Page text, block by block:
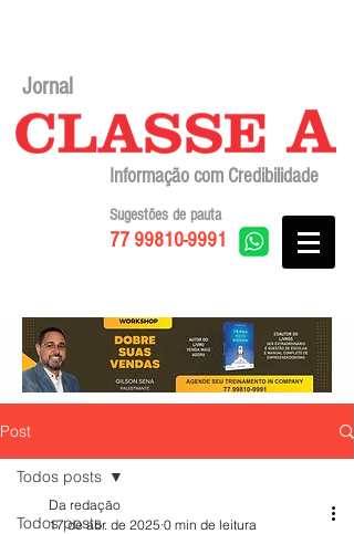
Jornal
Informação com Credibilidade
77 99810-9991
Sugestões de pauta
Post
Todos posts
Todos posts
Da redação
17 de abr. de 2025 0 min de leitura